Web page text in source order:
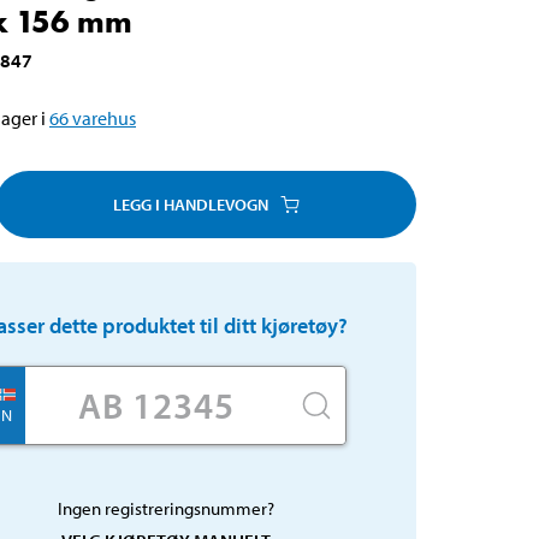
156 mm
i 66varehus
LEGG I HANDLEVOGN
dette produktet til ditt kjøretøy?
N
Ingen registreringsnummer?